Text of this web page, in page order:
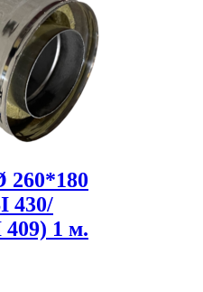
260*180
430/
1 м.